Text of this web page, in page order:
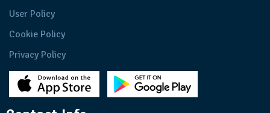
User Policy
Cookie Policy
Privacy Policy